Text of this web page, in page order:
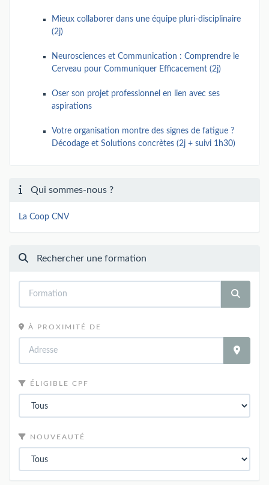
Mieux collaborer dans une équipe pluri-disciplinaire
(2j)
Neurosciences et Communication : Comprendre le
Cerveau pour Communiquer Efficacement (2j)
Oser son projet professionnel en lien avec ses
aspirations
Votre organisation montre des signes de fatigue ?
Décodage et Solutions concrètes (2j + suivi 1h30)
Qui sommes-nous ?
La Coop CNV
Rechercher une formation
À PROXIMITÉ DE
ÉLIGIBLE CPF
NOUVEAUTÉ